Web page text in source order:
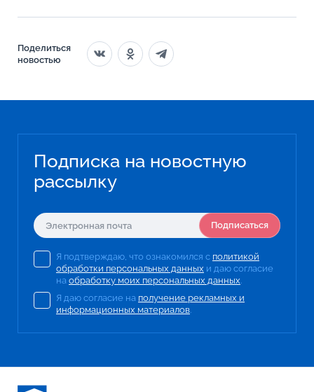
Поделиться
новостью
Подписка на новостную
рассылку
Подписаться
Я подтверждаю, что ознакомился с политикой
обработки персональных данных и даю согласие
на обработку моих персональных данных.
Я даю согласие на получение рекламных и
информационных материалов.